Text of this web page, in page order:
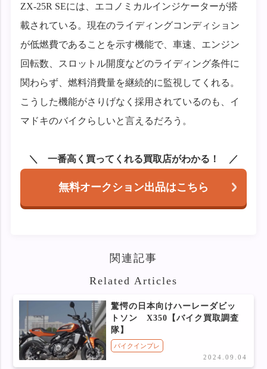
ZX-25R SEには、エコノミカルインジケーターが搭
載されている。現在のライディングコンディション
が低燃費であることを示す機能で、車速、エンジン
回転数、スロットル開度などのライディング条件に
関わらず、燃料消費量を継続的に監視してくれる。
こうした機能がさりげなく採用されているのも、イ
マドキのバイクらしいと言えるだろう。
一番高く買ってくれる買取店がわかる！
無料オークション出品はこちら
関連記事
Related Articles
驚愕の日本向けハーレーダビッ
トソン X350【バイク買取調査
隊】
バイクインプレ
2024.09.04